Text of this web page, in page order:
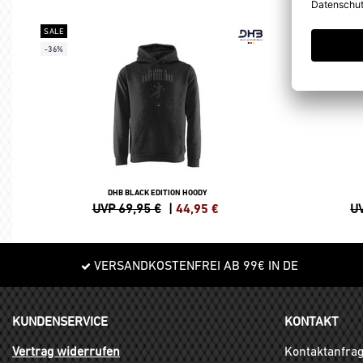
SALE
-36%
DHB BLACK EDITION HOODY
UVP 69,95 € 44,95 €
SALE
VERSANDKOSTENFREI AB 99€ IN DE
KUNDENSERVICE
Vertrag widerrufen
KONTAKT